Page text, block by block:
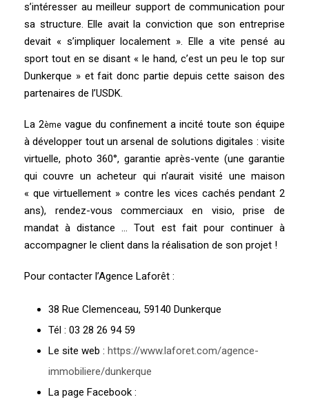
s’intéresser au meilleur support de communication pour
sa structure. Elle avait la conviction que son entreprise
devait « s’impliquer localement ». Elle a vite pensé au
sport tout en se disant « le hand, c’est un peu le top sur
Dunkerque » et fait donc partie depuis cette saison des
partenaires de l’USDK.
La 2ème vague du confinement a incité toute son équipe
à développer tout un arsenal de solutions digitales : visite
virtuelle, photo 360°, garantie après-vente (une garantie
qui couvre un acheteur qui n’aurait visité une maison
« que virtuellement » contre les vices cachés pendant 2
ans), rendez-vous commerciaux en visio, prise de
mandat à distance … Tout est fait pour continuer à
accompagner le client dans la réalisation de son projet !
Pour contacter l’Agence Laforêt :
38 Rue Clemenceau, 59140 Dunkerque
Tél : 03 28 26 94 59
Le site web : https://www.laforet.com/agence-
immobiliere/dunkerque
La page Facebook :